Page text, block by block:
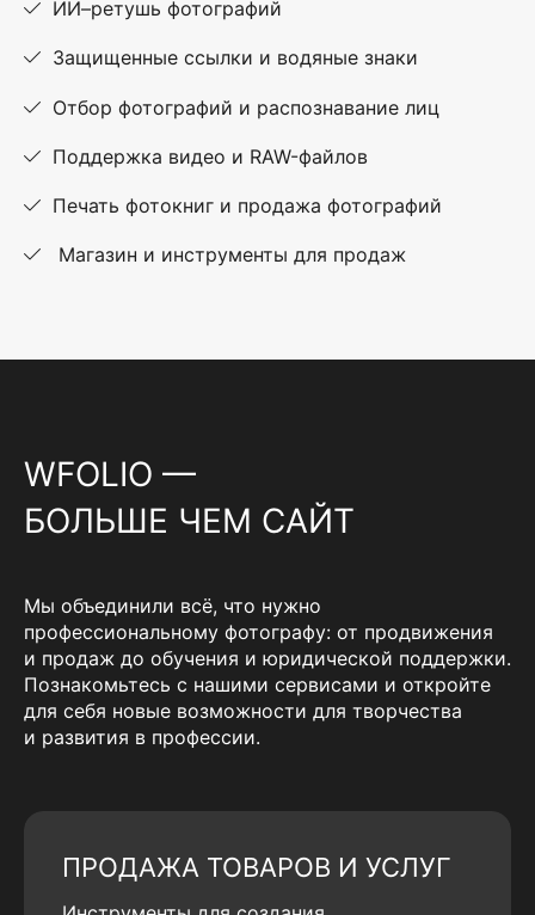
ИИ–ретушь фотографий
Защищенные ссылки и водяные знаки
Отбор фотографий и распознавание лиц
Поддержка видео и RAW-файлов
Печать фотокниг и продажа фотографий
Магазин и инструменты для продаж
WFOLIO —
БОЛЬШЕ ЧЕМ САЙТ
Мы объединили всё, что нужно
профессиональному фотографу: от продвижения
и продаж до обучения и юридической поддержки.
Познакомьтесь с нашими сервисами и откройте
для себя новые возможности для творчества
и развития в профессии.
ПРОДАЖА ТОВАРОВ И УСЛУГ